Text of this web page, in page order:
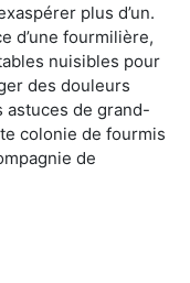
plus d’un.
d’une fourmilière,
nuisibles pour
des douleurs
de grand-
colonie de fourmis
de